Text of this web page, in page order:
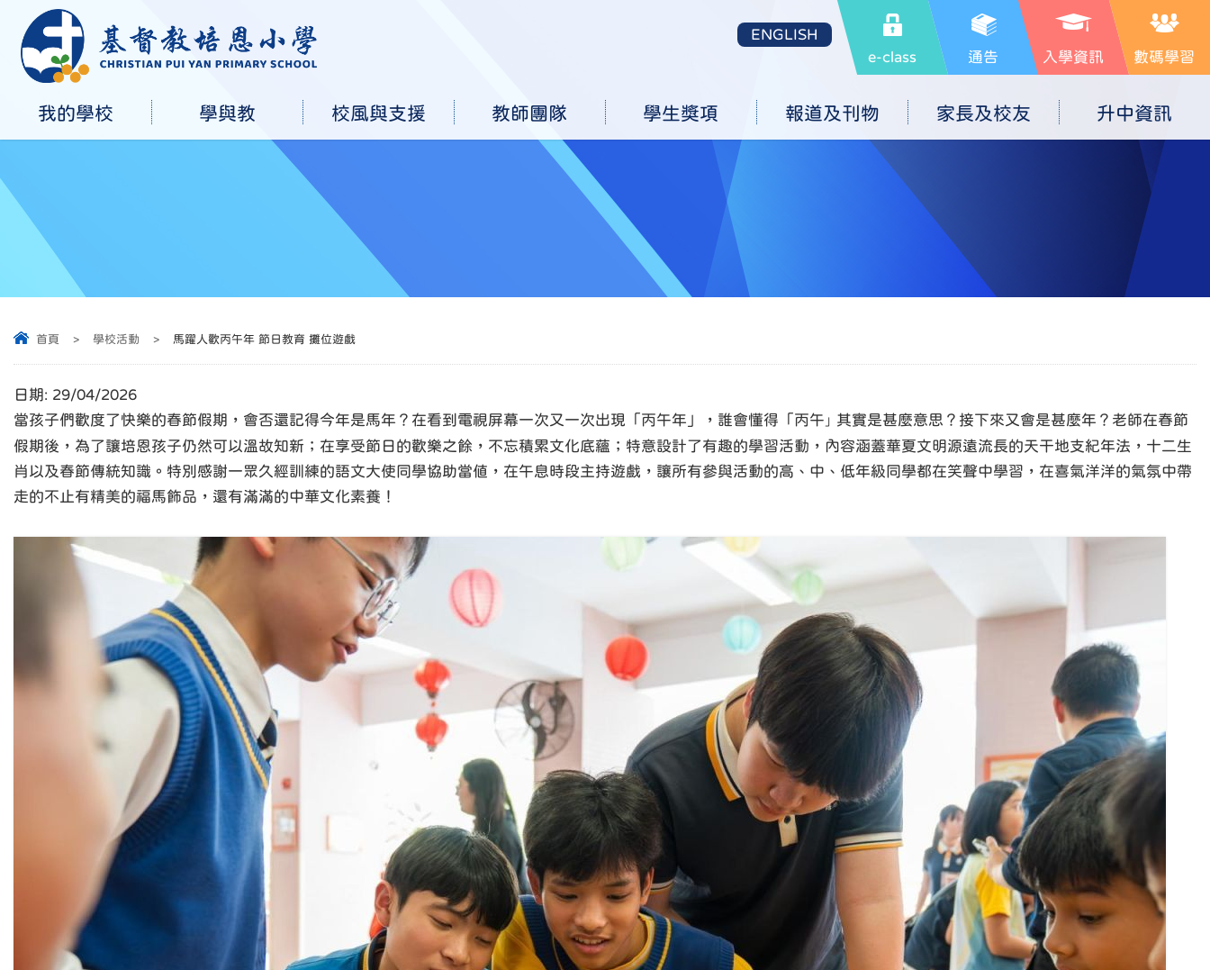
e-class 通告 入學資訊 數碼學習
ENGLISH
我的學校 學與教 校風與支援 教師團隊 學生獎項 報道及刊物 家長及校友 升中資訊
首頁 > 學校活動 > 馬躍人歡丙午年 節日教育 攤位遊戲
日期: 29/04/2026
當孩子們歡度了快樂的春節假期，會否還記得今年是馬年？在看到電視屏幕一次又一次出現「丙午年」，誰會懂得「丙午 」 其實是甚麼意思？接下來又會是甚麼年？老師在春節
假期後，為了讓培恩孩子仍然可以溫故知新；在享受節日的歡樂之餘，不忘積累文化底蘊；特意設計了有趣的學習活動，內容涵蓋華夏文明源遠流長的天干地支紀年法，十二生
肖以及春節傳統知識。特別感謝一眾久經訓練的語文大使同學協助當值，在午息時段主持遊戲，讓所有參與活動的高、中、低年級同學都在笑聲中學習，在喜氣洋洋的氣氛中帶
走的不止有精美的福馬飾品，還有滿滿的中華文化素養！